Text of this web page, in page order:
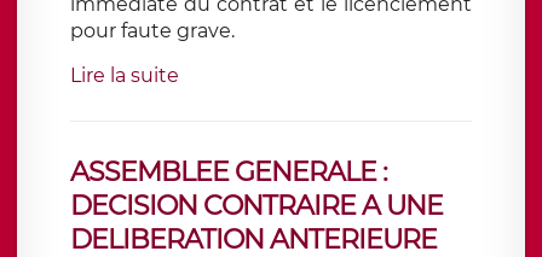
pour faute grave.
Lire la suite
ASSEMBLEE GENERALE :
DECISION CONTRAIRE A UNE
DELIBERATION ANTERIEURE